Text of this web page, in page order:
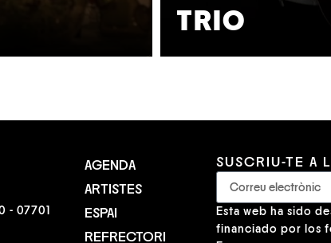
TRIO
- 07701
AGENDA
ARTISTES
ESPAI
REFRECTORI
SUSCRIU-TE A
Esta web ha sido
financiado por los